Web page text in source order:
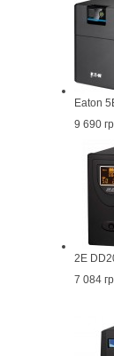
Eaton
9 690
2E
7 084